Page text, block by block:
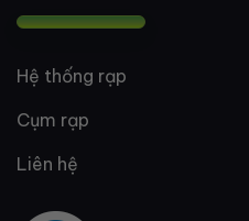
Hệ thống rạp
Cụm rạp
Liên hệ